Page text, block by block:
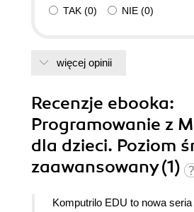
TAK (0) NIE (0)
więcej opinii
Recenzje ebooka:
Programowanie z
dla dzieci. Poziom
zaawansowany (1)
Komputrilo EDU to nowa